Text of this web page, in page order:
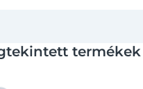
termékek